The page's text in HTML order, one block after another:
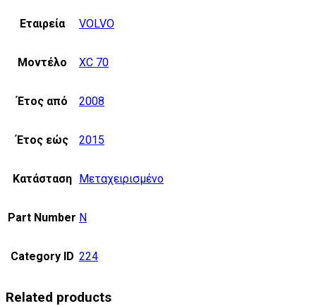
Εταιρεία VOLVO
Μοντέλο XC 70
Έτος από 2008
Έτος εώς 2015
Κατάσταση Μεταχειρισμένο
Part Number N
Category ID 224
Related products